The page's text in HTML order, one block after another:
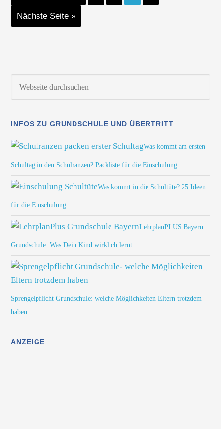
Nächste Seite »
INFOS ZU GRUNDSCHULE UND ÜBERTRITT
Was kommt am ersten
Schultag in den Schulranzen? Packliste für die Einschulung
Was kommt in die Schultüte? 25 Ideen
für die Einschulung
LehrplanPLUS Bayern
Grundschule: Was Dein Kind wirklich lernt
Sprengelpflicht Grundschule: welche Möglichkeiten Eltern trotzdem
haben
ANZEIGE